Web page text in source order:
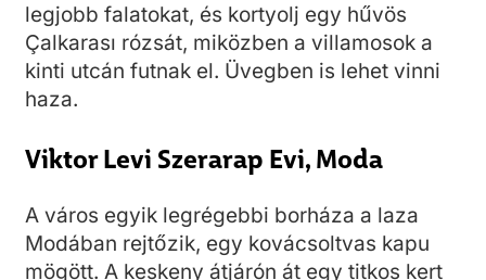
legjobb falatokat, és kortyolj egy hűvös
Çalkarası rózsát, miközben a villamosok a
kinti utcán futnak el. Üvegben is lehet vinni
haza.
Viktor Levi Szerarap Evi, Moda
A város egyik legrégebbi borháza a laza
Modában rejtőzik, egy kovácsoltvas kapu
mögött. A keskeny átjárón át egy titkos kert